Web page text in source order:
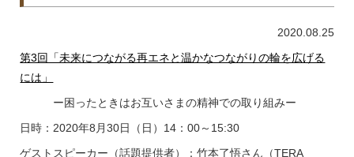
2020.08.25
第3回「未来につながる再エネと温かなつながりの輪を広げる
には」
ー困ったときはお互いさまの精神での取り組みー
日時：2020年8月30日（日）14：00～15:30
ゲストスピーカー（話題提供者）：竹本了悟さん （TERA